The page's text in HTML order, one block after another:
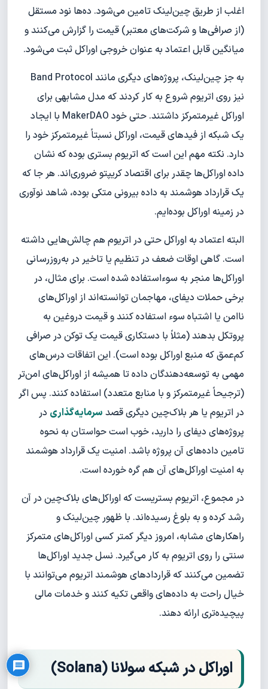
اغلب از طریق چین‌لینک تامین می‌شود. ده‌ها نود مستقل
(از صرافی‌ها و شرکت‌های معتبر) قیمت را گزارش می‌کنند و
میانگین قابل اعتماد به عنوان خروجی اوراکل ثبت می‌شود.
به جز چین‌لینک، پروژه‌های دیگری مانند Band Protocol
نیز روی اتریوم شروع به کار کردند که مدل مشابهی برای
اوراکل غیرمتمرکز داشتند. حتی خود MakerDAO با ایجاد
یک شبکه از فیدهای قیمت، اوراکل نسبتاً غیرمتمرکز خود را
دارد. نکته مهم این است که اتریوم بستری بوده که نشان
داده اوراکل‌ها چقدر برای اقتصاد کریپتو ضروری‌اند. هر جا که
یک قرارداد هوشمند به داده بیرونی متکی بوده، شاهد نوآوری
در زمینه اوراکل بوده‌ایم.
البته اعتماد به اوراکل حتی در اتریوم هم چالش‌هایی داشته
است. گاهی اوقات ضعف در تنظیم یا تاخیر در به‌روزرسانی
اوراکل‌ها منجر به سوءاستفاده شده است. برای مثال، در
برخی حملات دیفای، مهاجمان توانسته‌اند از اوراکل‌های
ناامن یا اشتباه سوء استفاده کنند و قیمت دروغین به
پروتکل بدهند (مثلاً با دستکاری قیمت یک توکن در صرافی
کم‌عمق که منبع اوراکل بوده است). این اتفاقات درس‌های
مهمی به توسعه‌دهندگان داده تا همیشه از اوراکل‌های امن‌تر
(ترجیحاً غیرمتمرکز و با منابع متعدد) استفاده کنند. پس اگر
در اتریوم یا هر بلاک‌چین دیگری قصد سرمایه‌گذاری در
پروژه‌های دیفای را دارید، خوب است حواستان به نحوه
تامین داده‌های آن پروژه باشد. امنیت یک قرارداد هوشمند
به امنیت اوراکل‌های آن هم گره خورده است.
در مجموع، اتریوم بستریست که اوراکل‌های بلاک‌چین در آن
رشد کرده و به بلوغ رسیده‌اند. با ظهور چین‌لینک و
راهکارهای مشابه، امروز دیگر کمتر کسی اوراکل‌های متمرکز
سنتی را روی اتریوم به کار می‌گیرد. نسل جدید اوراکل‌ها
تضمین می‌کنند که قراردادهای هوشمند اتریوم می‌توانند با
خیال راحت به داده‌های واقعی تکیه کنند و خدمات مالی
پیچیده‌تری ارائه دهند.
اوراکل در شبکه سولانا (Solana)
Privacy Policy